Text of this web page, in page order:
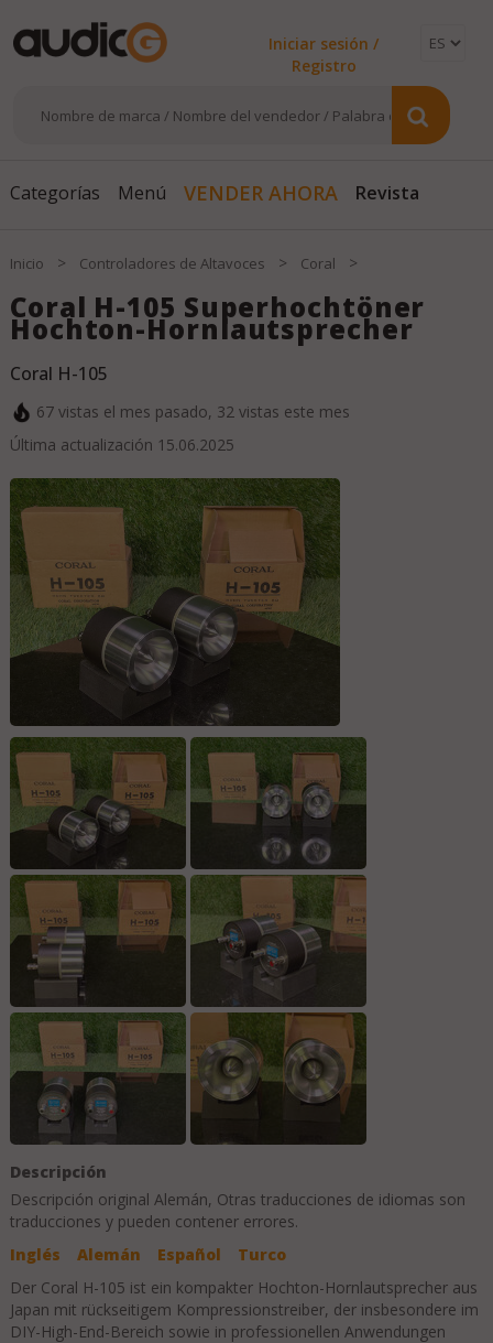
Iniciar sesión /
Registro
Categorías Menú VENDER AHORA Revista
Inicio > Controladores de Altavoces > Coral >
Coral H-105 Superhochtöner
Hochton-Hornlautsprecher
Coral H-105
67vistas el mes pasado, 32vistas este mes
Última actualización 15.06.2025
Descripción
Descripción original Alemán, Otras traducciones de idiomas son
traducciones y pueden contener errores.
Inglés
Alemán Español
Turco
Der Coral H-105 ist ein kompakter Hochton-Hornlautsprecher aus
Japan mit rückseitigem Kompressionstreiber, der insbesondere im
DIY-High-End-Bereich sowie in professionellen Anwendungen